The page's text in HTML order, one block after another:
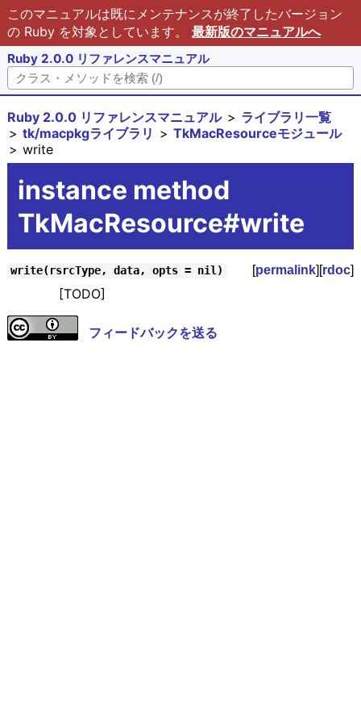
このマニュアルは既にメンテナンスが終了したバージョン
の Ruby を対象としています。 最新版のマニュアルへ
Ruby 2.0.0 リファレンスマニュアル
Ruby 2.0.0 リファレンスマニュアル
ライブラリ一覧
tk/macpkgライブラリ
TkMacResourceモジュール
write
instance method
TkMacResource#write
write(rsrcType, data, opts = nil) [permalink][rdoc]
[TODO]
フィードバックを送る